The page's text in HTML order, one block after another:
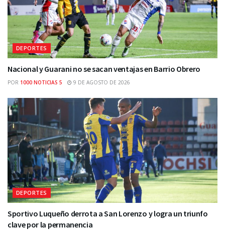
DEPORTES
Nacional y Guarani no se sacan ventajas en Barrio Obrero
POR 1000 NOTICIAS 5 9 DE AGOSTO DE 2026
DEPORTES
Sportivo Luqueño derrota a San Lorenzo y logra un triunfo
clave por la permanencia